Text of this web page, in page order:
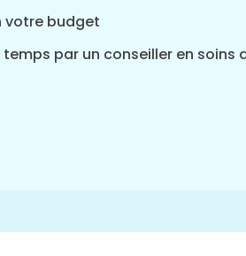
votre budget
par un conseiller en soins